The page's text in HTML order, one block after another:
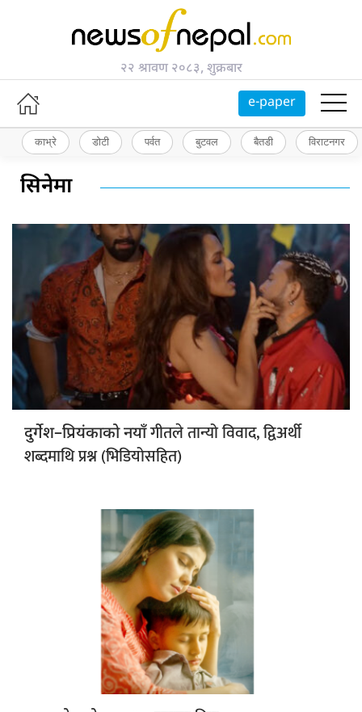
२२ श्रावण २०८३, शुक्रबार
e-paper
काभ्रे डोटी पर्वत बुटवल बैतडी विराटनगर
सिनेमा
दुर्गेश–प्रियंकाको नयाँगीतले तान्यो विवाद, द्विअर्थी
शब्दमाथि प्रश्न (भिडियोसहित)